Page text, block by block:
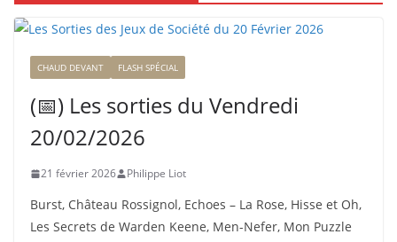
CHAUD DEVANT FLASH SPÉCIAL
(📅) Les sorties du Vendredi
20/02/2026
21 février 2026 Philippe Liot
Burst, Château Rossignol, Echoes – La Rose, Hisse et Oh,
Les Secrets de Warden Keene, Men-Nefer, Mon Puzzle